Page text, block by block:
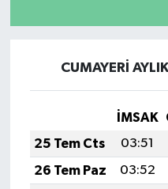
CUMAYERİ
İMSAK
25 Tem Cts
03:51
26 Tem Paz
03:52